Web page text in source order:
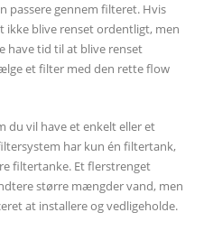
passere gennem filteret. Hvis
ikke blive renset ordentligt, men
have tid til at blive renset
et filter med den rette flow
du vil have et enkelt eller et
har kun én filtertank,
filtertanke. Et flerstrenget
større mængder vand, men
at installere og vedligeholde.